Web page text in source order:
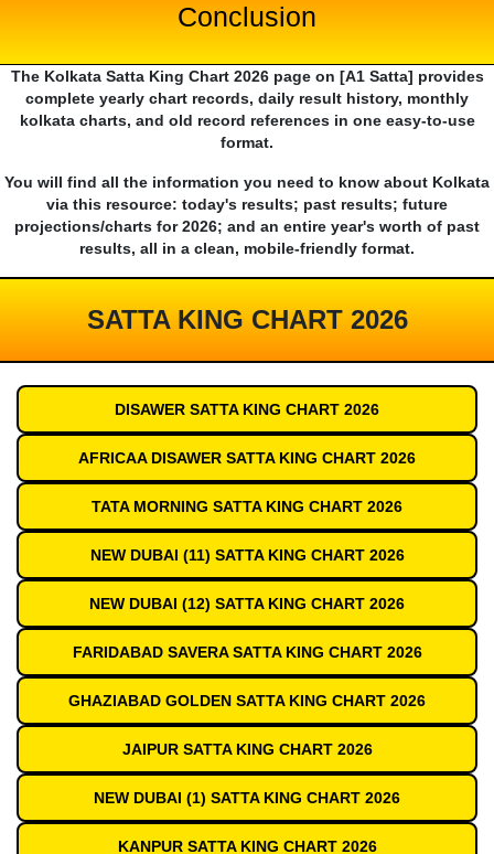
Conclusion
The Kolkata Satta King Chart 2026 page on [A1 Satta] provides
complete yearly chart records, daily result history, monthly
kolkata charts, and old record references in one easy-to-use
format.
You will find all the information you need to know about Kolkata
via this resource: today's results; past results; future
projections/charts for 2026; and an entire year's worth of past
results, all in a clean, mobile-friendly format.
SATTA KING CHART 2026
DISAWER SATTA KING CHART 2026
AFRICAA DISAWER SATTA KING CHART 2026
TATA MORNING SATTA KING CHART 2026
NEW DUBAI (11) SATTA KING CHART 2026
NEW DUBAI (12) SATTA KING CHART 2026
FARIDABAD SAVERA SATTA KING CHART 2026
GHAZIABAD GOLDEN SATTA KING CHART 2026
JAIPUR SATTA KING CHART 2026
NEW DUBAI (1) SATTA KING CHART 2026
KANPUR SATTA KING CHART 2026